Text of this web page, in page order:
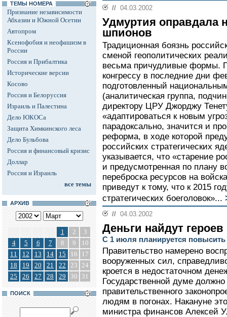
ТЕМЫ НОМЕРА
Признание независимости
Абхазии и Южной Осетии
Автопром
Ксенофобия и неофашизм в
России
Россия и Прибалтика
Исторические версии
Косово
Россия и Белоруссия
Израиль и Палестина
Дело ЮКОСа
Защита Химкинского леса
Дело Бульбова
Россия и финансовый кризис
Доллар
Россия и Израиль
все темы
АРХИВ
1 2
3
4
5 6 7 8 9
10
11
12 13 14 15 16
17
18
19 20 21 22 23 24
25
26 27 28 29 30 31
ПОИСК
// 04.03.2002
Удмуртия оправдала
шпионов
Традиционная боязнь
сменой геополитических
весьма причудливые формы.
конгрессу в последние дни
подготовленный
(аналитическая группа,
директору ЦРУ Джорджу
«адаптироваться к новым
парадоксально, значится и
реформа, в ходе которой
российских стратегических
указывается, что «старение
и предусмотренная по плану
переброска ресурсов на
приведут к тому, что к 2015
стратегических боеголовок»...
// 04.03.2002
Деньги найдут героев
С 1 июля планируется
Правительство намерено
вооруженных сил,
кроется в недостаточном
Государственной думе
правительственного
людям в погонах. Накануне
министра финансов Алексей